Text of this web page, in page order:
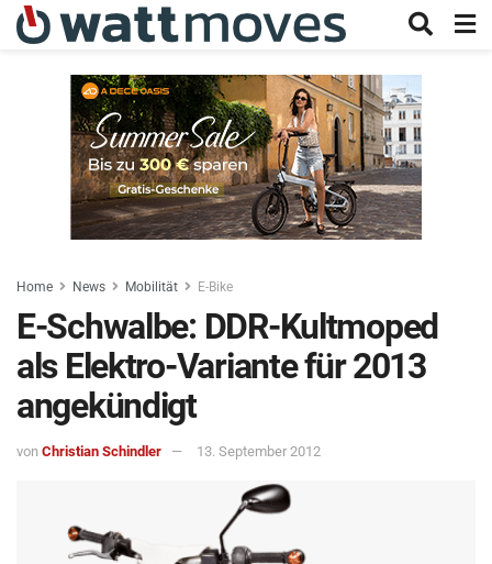
Home News Mobilität E-Bike
E-Schwalbe: DDR-Kultmoped
als Elektro-Variante für 2013
angekündigt
von Christian Schindler 13. September 2012